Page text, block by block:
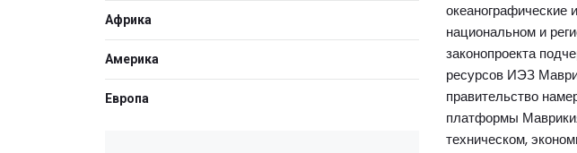
океанографические
национальном и
законопроекта
ресурсов ИЭЗ
правительство
платформы
техническом,
Африка
Америка
Европа